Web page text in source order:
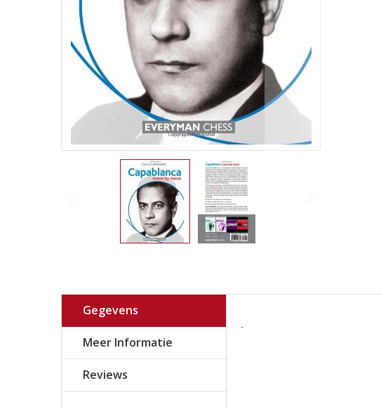
Gegevens
Meer Informatie
Reviews
-